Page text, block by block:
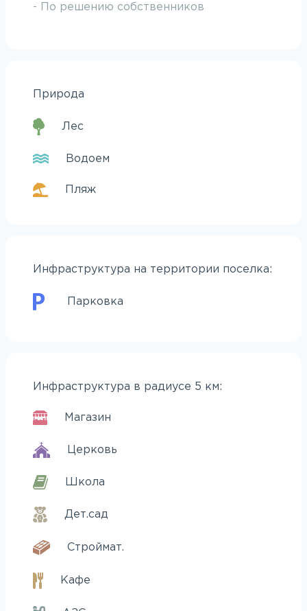
- По решению собственников
Природа
Лес
Водоем
Пляж
Инфраструктура на территории поселка:
Парковка
Инфраструктура в радиусе 5 км:
Магазин
Церковь
Школа
Дет.сад
Строймат.
Кафе